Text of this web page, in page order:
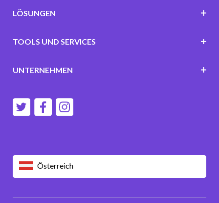
Österreich
LÖSUNGEN
TOOLS UND SERVICES
UNTERNEHMEN